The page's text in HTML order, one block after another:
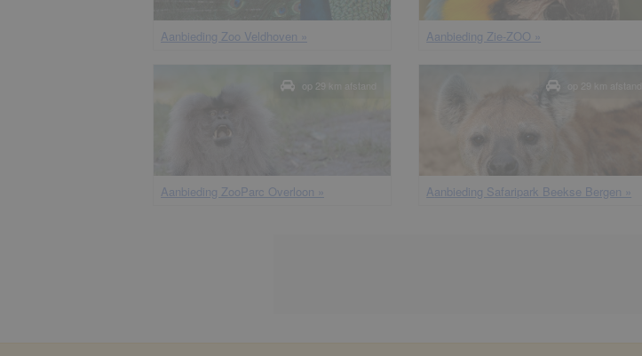
aanbieding Zoo Veldhoven » aanbieding Zie-ZOO »
op 29 km afstand
aanbieding ZooParc Overloon » aanbieding Safaripark Beekse Bergen »